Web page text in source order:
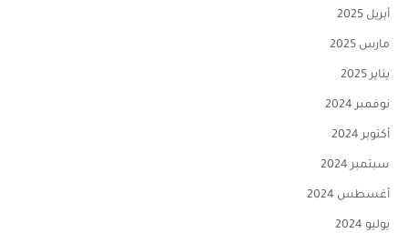
أبريل 2025
مارس 2025
يناير 2025
نوفمبر 2024
أكتوبر 2024
سبتمبر 2024
أغسطس 2024
يوليو 2024